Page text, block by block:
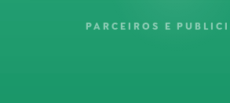
PARCEIROS E